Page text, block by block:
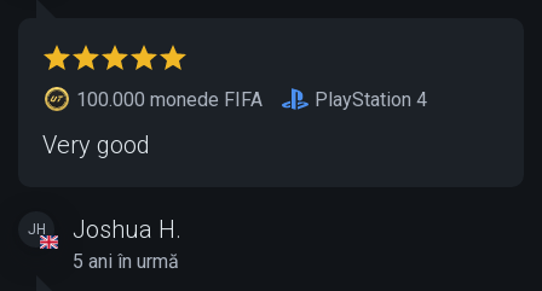
100.000 monede FIFA PlayStation 4
Very good
JH Joshua H.
5 ani în urmă